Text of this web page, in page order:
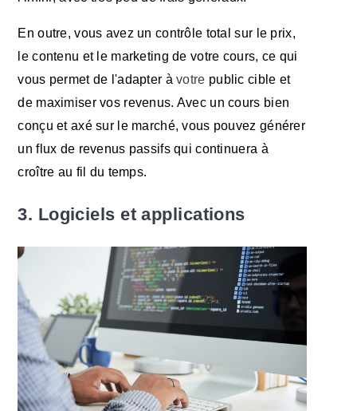
En outre, vous avez un contrôle total sur le prix,
le contenu et le marketing de votre cours, ce qui
vous permet de l'adapter àvotre public cible et
de maximiser vos revenus. Avec un cours bien
conçu et axé sur le marché, vous pouvez générer
un flux de revenus passifs qui continuera à
croître au fil du temps.
3. Logiciels et applications